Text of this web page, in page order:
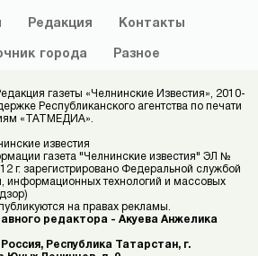
Редакция Контакты
города Разное
газеты «Челнинские Известия», 2010-
Республиканского агентства по печати
«ТАТМЕДИА».
известия
газета "Челнинские известия" ЭЛ №
г. зарегистрировано Федеральной службой
информационных технологий и массовых
на правах рекламы.
редактора - Акуева Анжелика
Россия, Республика Татарстан, г.